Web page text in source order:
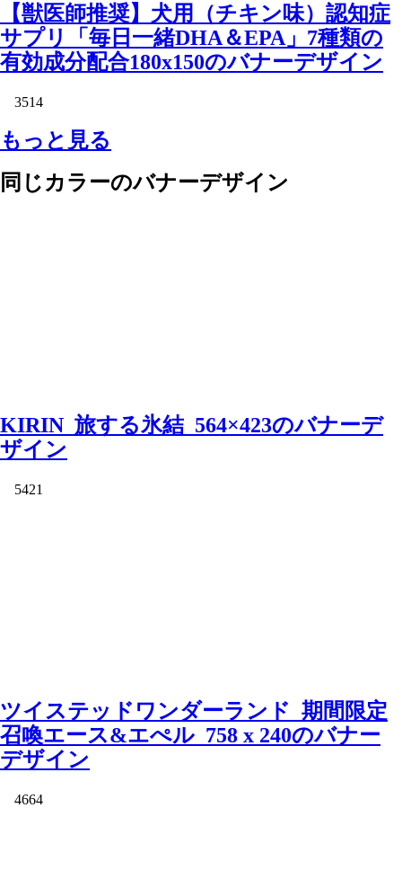
【獣医師推奨】犬用（チキン味）認知症
サプリ「毎日一緒DHA＆EPA」7種類の
有効成分配合180x150のバナーデザイン
3514
もっと見る
同じカラーのバナーデザイン
KIRIN_旅する氷結_564×423のバナーデ
ザイン
5421
ツイステッドワンダーランド_期間限定
召喚エース&エぺル_758 x 240のバナー
デザイン
4664